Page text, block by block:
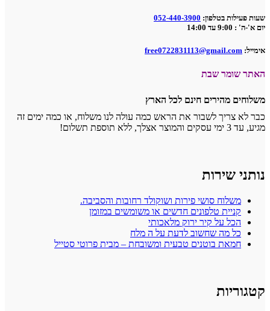
שעות פעילות בטלפון: 052-440-3900
יום א'-ה' : 9:00 עד 14:00
אימייל: free0722831113@gmail.com
האתר שומר שבת
משלוחים מהירים חינם לכל הארץ
כבר לא צריך לשבור את הראש כמה עולה לנו משלוח, או כמה ימים זה
מגיע, עד 3 ימי עסקים והמוצר אצלך, ללא תוספת תשלום!
נותני שירות
משלוח סושי פירות ושוקולד רחובות והסביבה.
קניית טלפונים חדשים או משומשים במזומן
הכל על קיר ירוק מלאכותי
כל מה שחשוב לדעת על ה מלח
חמאת בוטנים טבעית ומשובחת – מבית פרוטי סטייל
קטגוריות